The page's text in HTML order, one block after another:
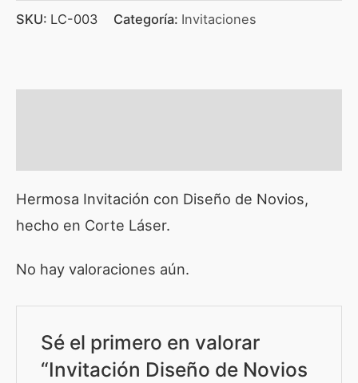
SKU: LC-003 Categoría: Invitaciones
Hermosa Invitación con Diseño de Novios,
hecho en Corte Láser.
No hay valoraciones aún.
Sé el primero en valorar
“Invitación Diseño de Novios